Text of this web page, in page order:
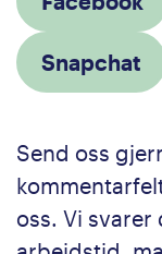
Snapchat
Send oss
oss. Vi